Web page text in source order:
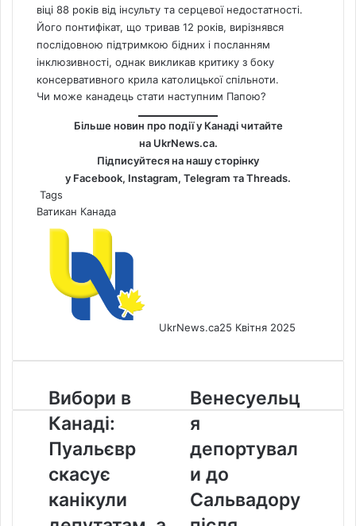
віці 88 років від інсульту та серцевої недостатності.
Його понтифікат, що тривав 12 років, вирізнявся
послідовною підтримкою бідних і посланням
інклюзивності, однак викликав критику з боку
консервативного крила католицької спільноти.
Чи може канадець стати наступним Папою?
Більше новин про події у Канаді читайте
на UkrNews.ca.
Підписуйтеся на нашу сторінку
у Facebook, Instagram, Telegram таThreads.
Tags
Ватикан Канада
UkrNews.ca25 Квітня 2025
Вибори
в
Канаді:
Пуальєвр
скасує
канікули
депутатам,
а
Вибори в
Канаді:
Пуальєвр
скасує
канікули
Венесуельця
депортували
до
Сальвадору
після
випадкового
заїзду
до
Венесуельц
я
депортувал
и до
Сальвадору